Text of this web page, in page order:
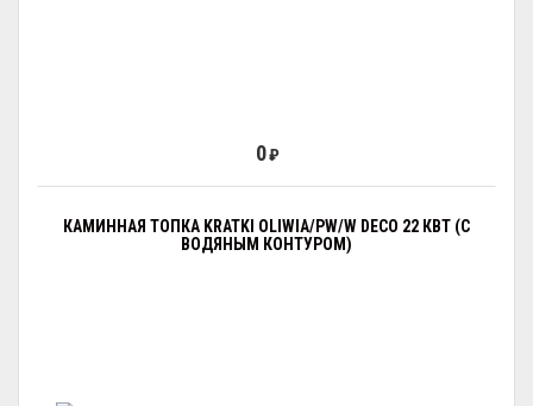
0₽
КАМИННАЯ ТОПКА KRATKI OLIWIA/PW/W DECO 22 КВТ (С
ВОДЯНЫМ КОНТУРОМ)